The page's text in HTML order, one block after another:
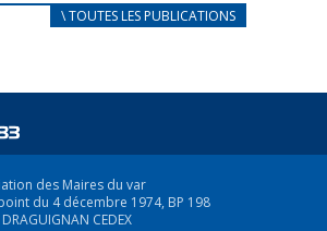
D’ACCUEIL
au mieux les réfugiés
\ TOUTES LES PUBLICATIONS
des Maires du var
du 4 décembre 1974, BP 198
CEDEX